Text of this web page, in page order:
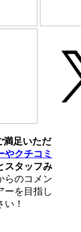
満足いただ
やクチコミ
スタッフみ
らのコメン
ーを目指し
！